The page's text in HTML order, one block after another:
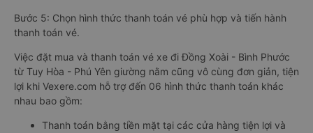
Bước 5: Chọn hình thức thanh toán vé phù hợp và tiến hành
thanh toán vé.
Việc đặt mua và thanh toán vé xe đi Đồng Xoài - Bình Phước
từ Tuy Hòa - Phú Yên giường nằm cũng vô cùng đơn giản, tiện
lợi khi Vexere.com hỗ trợ đến 06 hình thức thanh toán khác
nhau bao gồm:
Thanh toán bằng tiền mặt tại các cửa hàng tiện lợi và